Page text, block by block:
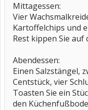
Mittagessen:
Vier
Kartoffelchips und
Rest kippen Sie auf
Abendessen:
Einen Salzstängel,
Centstück, vier
Toasten Sie ein
den